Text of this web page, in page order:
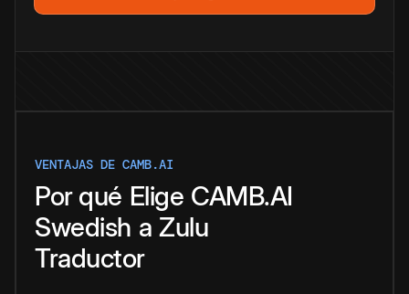
VENTAJAS DE CAMB.AI
Por qué Elige CAMB.AI
Swedish a Zulu
Traductor